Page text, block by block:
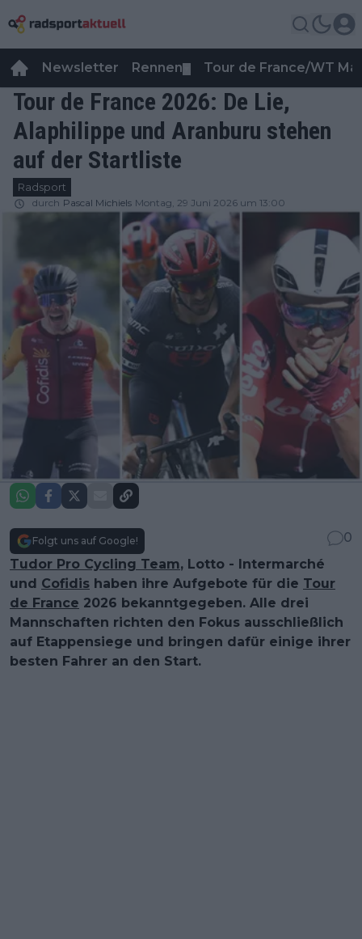
Newsletter Rennen Tour de France/WT
Tour de France 2026: De Lie,
Alaphilippe und Aranburu stehen
auf der Startliste
Radsport
durch Pascal Michiels Montag, 29 Juni 2026 um 13:00
Folgt uns auf Google!
0
Tudor Pro Cycling Team, Lotto - Intermarché
und Cofidis haben ihre Aufgebote für die Tour
de France 2026 bekanntgegeben. Alle drei
Mannschaften richten den Fokus ausschließlich
auf Etappensiege und bringen dafür einige ihrer
besten Fahrer an den Start.